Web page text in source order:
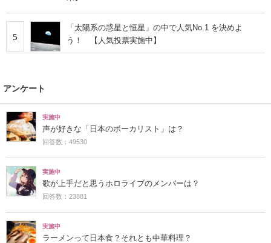
5
「太陽系の惑星と恒星」の中で人気No.1 を決めよ
う！ 【人気投票実施中】
アンケート
実施中
声が好きな「日本のボーカリスト」は？
回答数：49530
実施中
歌が上手だと思うホロライブのメンバーは？
回答数：23881
実施中
ラーメンって日本食？それとも中華料理？